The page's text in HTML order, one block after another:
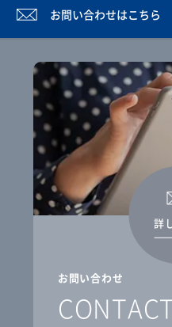
お問い合わせはこちら
お問い合わせ
詳